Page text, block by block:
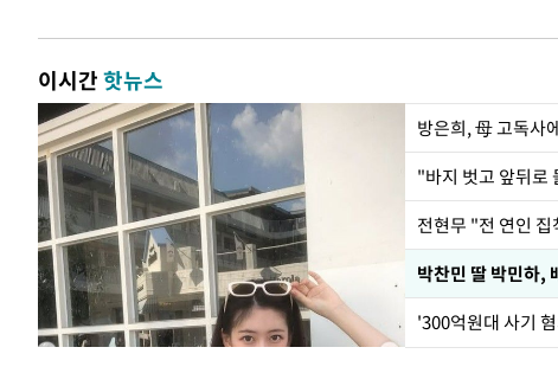
이시간핫뉴스
방은희, 母 고독사
전현무 "전 연인
'300억원대 사기